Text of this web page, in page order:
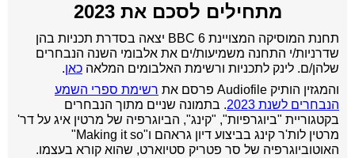
מתחילים לסכם את 2023
תחנת המוסיקה המצויינת BBC 6 יצאה בסדרת תכניות בהן
שדרניות/י התחנה משמיעות/ים את אלבומי השנה הנבחרים
שלהן/ם. לינק לתכניות ורשימת האלבומים המלאה כאן.
והמגזין הותיק Audiofile פרסם את
רשימת ספרי השמע
הנבחרים לשנת 2023
. בתמונה שניים מתוך הנבחרים
בקטגוריית "ביוגרפיות", "קינג", הביוגרפיה של מרטין איג על דר'
מרטין לות'ר קינג בביצוע דיון גראהם ו"Making it so"
האוטוביוגרפיה של סר פטריק סטיוארט, שהוא קורא בעצמו.